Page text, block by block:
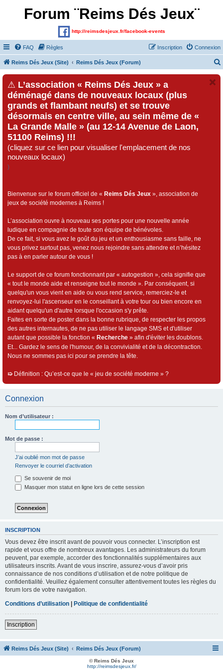
Forum ¨Reims Dés Jeux¨
http://reimsdesjeux.fr/facebook-events
FAQ Règles Connexion
Inscription
Reims Dés Jeux (Site) Reims Dés Jeux (Forum)
⚠ L’association « Reims Dés Jeux » a
déménagé dans de nouveaux locaux (plus
grands et flambant neufs) et se trouve
désormais en centre ville, au sein même de «
La Grande Malle » (au 12-14 Avenue de Laon,
51100 Reims) !!!
(cliquez sur ce lien pour visualiser l'emplacement de nos
nouveaux locaux)
)
Bienvenue sur le forum officiel de « Reims Dés Jeux », association de
jeux de société modernes à Reims !
L’association ouvre à nouveau ses portes pour une nouvelle année
ludique en compagnie de toute son équipe de bénévoles.
De ce fait, si vous avez le goût du jeu et un enthousiasme sans faille, ne
vous privez surtout pas, venez nous rejoindre sans attendre et n’hésitez
pas à en parler autour de vous !
Le support de ce forum fonctionnant par « autogestion », cela signifie que
« tout le monde aide et renseigne tout le monde ». Par conséquent, si
quelqu'un vous vient en aide ou vous rend service, remerciez-le et
renvoyez-lui l'ascenseur en le conseillant à votre tour ou bien encore en
aidant quelqu'un d'autre lorsque l'occasion s'y prête.
Faites en sorte de poster dans la bonne rubrique, de respecter les propos
des autres internautes, de ne pas utiliser le langage SMS et d'utiliser
autant que possible la fonction « Recherche » afin d'éviter les doublons.
Et... Gardez le sens de l'humour, de la convivialité et de la décontraction.
Nous ne sommes pas ici pour se prendre la tête.
➯ Définition : Qu’est-ce que le « jeu de société moderne » ?
Connexion
Nom d’utilisateur :
Mot de passe :
J’ai oublié mon mot de passe
Renvoyer le courriel d’activation
Se souvenir de moi
Masquer mon statut en ligne lors de cette session
INSCRIPTION
Vous devez être inscrit avant de pouvoir vous connecter. L’inscription est
rapide et vous offre de nombreux avantages. Les administrateurs du forum
peuvent, par exemple, accorder des fonctionnalités supplémentaires aux
utilisateurs inscrits. Avant de vous inscrire, assurez-vous d’avoir pris
connaissance de nos conditions d’utilisation et de notre politique de
confidentialité. Veuillez également consulter attentivement toutes les règles du
forum lors de votre navigation.
Conditions d’utilisation | Politique de confidentialité
Inscription
Reims Dés Jeux (Site) Reims Dés Jeux (Forum)
© Reims Dés Jeux
http://reimsdesjeux.fr/